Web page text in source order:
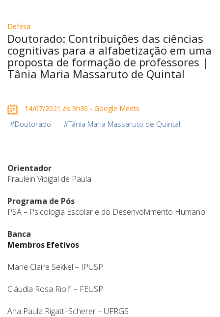
Defesa
Doutorado: Contribuições das ciências
cognitivas para a alfabetização em uma
proposta de formação de professores |
Tânia Maria Massaruto de Quintal
14/07/2021 às 9h30 - Google Meets
#Doutorado #Tânia Maria Massaruto de Quintal
Orientador
Fraulein Vidigal de Paula
Programa de Pós
PSA – Psicologia Escolar e do Desenvolvimento Humano
Banca
Membros Efetivos
Marie Claire Sekkel – IPUSP
Cláudia Rosa Riolfi – FEUSP
Ana Paula Rigatti-Scherer – UFRGS